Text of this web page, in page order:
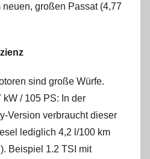
neuen, großen Passat (4,77
sind große Würfe.
/ 105 PS: In der
Version verbraucht dieser
lediglich 4,2 l/100 km
Beispiel 1.2 TSI mit